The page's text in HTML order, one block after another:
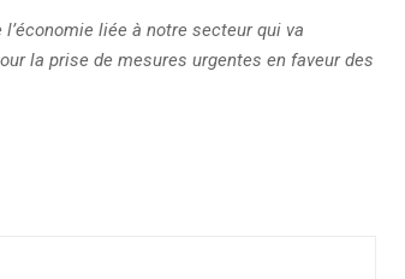
liée à notre secteur qui va
la prise de mesures urgentes en faveur des